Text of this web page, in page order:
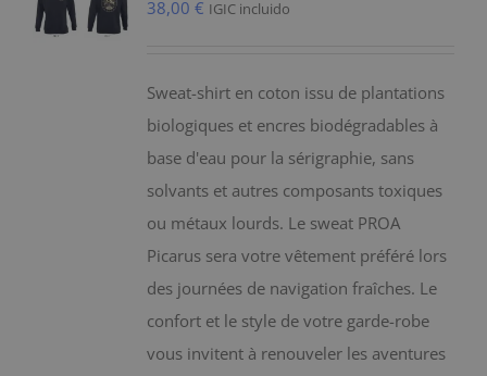
38,00 € IGIC incluido
Sweat-shirt en coton issu de plantations
biologiques et encres biodégradables à
base d'eau pour la sérigraphie, sans
solvants et autres composants toxiques
ou métaux lourds. Le sweat PROA
Picarus sera votre vêtement préféré lors
des journées de navigation fraîches. Le
confort et le style de votre garde-robe
vous invitent à renouveler les aventures